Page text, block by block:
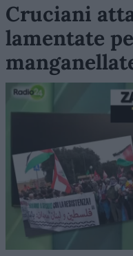
Cruciani
lamentate